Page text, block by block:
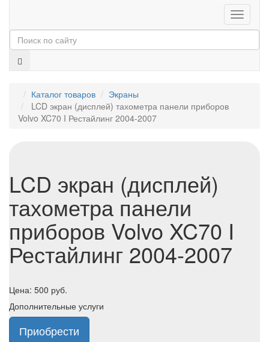
Меню
Каталог товаров
Экраны
LCD экран (дисплей) тахометра панели приборов
Volvo XC70 I Рестайлинг 2004-2007
LCD экран (дисплей)
тахометра панели
приборов Volvo XC70 I
Рестайлинг 2004-2007
Цена: 500 руб.
Дополнительные услуги
Приобрести